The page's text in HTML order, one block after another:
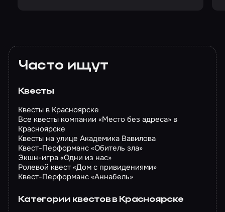
Часто ищут
Квесты
Квесты в Красноярске
Все квесты компании «Место без адреса» в
Красноярске
Квесты на улице Академика Вавилова
Квест-Перформанс «Обитель зла»
Экшн-игра «Одни из нас»
Ролевой квест «Дом с привидениями»
Квест-Перформанс «Аннабель»
Категории квестов в Красноярске